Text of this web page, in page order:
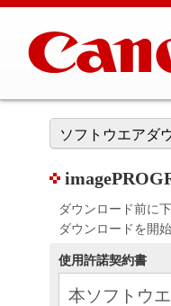
ソフトウエアダ
ダウンロード前に
ダウンロードを開
使用許諾契約書
本ソフトウ